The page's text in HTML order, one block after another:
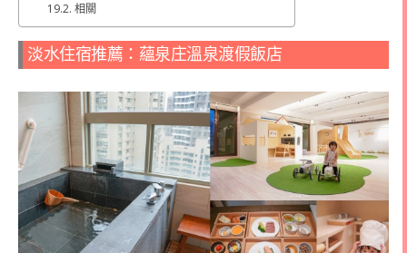
相關
淡水住宿推薦：蘊泉庄溫泉渡假飯店